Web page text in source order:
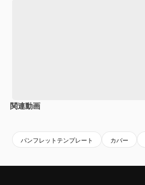
関連動画
パンフレットテンプレート カバー